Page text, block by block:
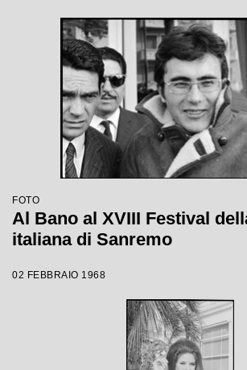
FOTO
Al Bano al XVIII Festival
italiana di Sanremo
02 FEBBRAIO 1968